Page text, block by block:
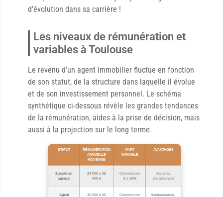
d’évolution dans sa carrière !
Les niveaux de rémunération et
variables à Toulouse
Le revenu d’un agent immobilier fluctue en fonction
de son statut, de la structure dans laquelle il évolue
et de son investissement personnel. Le schéma
synthétique ci-dessous révèle les grandes tendances
de la rémunération, aides à la prise de décision, mais
aussi à la projection sur le long terme.
STATUT
RÉMUNÉRATION
ANNUELLE
MOYENNE
PART
VARIABLE
AVANTAGES
Salarié en
agence
24 000 à 35
000 €
Commission
5 à 15%
Sécurité,
encadrement
Agent
30 000 à 60
Commission
Indépendance,